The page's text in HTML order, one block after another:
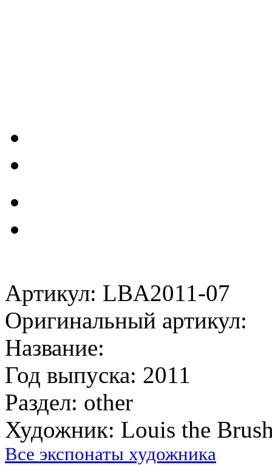
Артикул: LBA2011-07
Оригинальный артикул:
Название:
Год выпуска: 2011
Раздел: other
Художник: Louis the
Все экспонаты художника